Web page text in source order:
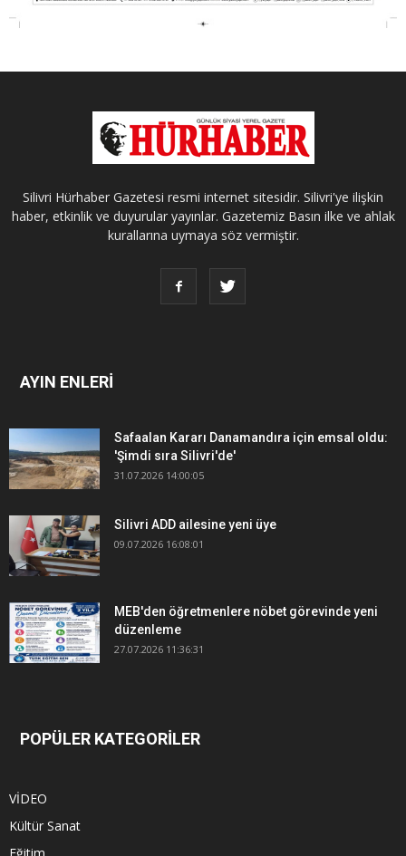
Silivri Hürhaber Gazetesi resmi internet sitesidir. Silivri'ye ilişkin
haber, etkinlik ve duyurular yayınlar. Gazetemiz Basın ilke ve ahlak
kurallarına uymaya söz vermiştir.
AYIN ENLERİ
Safaalan Kararı Danamandıra için emsal oldu:
'Şimdi sıra Silivri'de'
31.07.2026 14:00:05
Silivri ADD ailesine yeni üye
09.07.2026 16:08:01
MEB'den öğretmenlere nöbet görevinde yeni
düzenleme
27.07.2026 11:36:31
POPÜLER KATEGORİLER
VİDEO
Kültür Sanat